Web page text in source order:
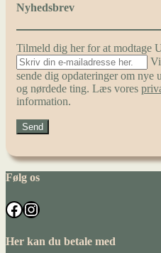
Nyhedsbrev
Tilmeld dig her for at modtage
sende dig opdateringer om nye
og nørdede ting. Læs vores
information.
Følg os
Facebook
Instagram
Her kan du betale med